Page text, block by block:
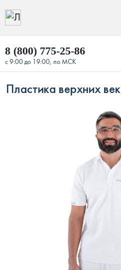
8 (800) 775-25-86
с 9:00 до 19:00, по МСК
Пластика верхних век